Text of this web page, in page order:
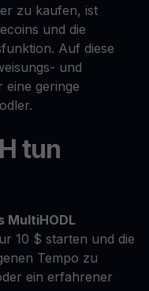
zu kaufen, ist
und die
Auf diese
und
geringe
tun
MultiHODL
10 $ starten und die
Tempo zu
ein erfahrener